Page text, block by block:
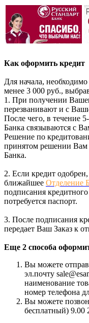
Как оформить кредит
Для начала,
менее 3 000 руб.,
1. При получении
перезванивают и с
После чего, в течение
Банка связываются с
Решение по
принятом решении Вам
Банка.
2. Если кредит
ближайшее Отделение
подписания
потребуется паспорт.
3. После подписания
передает Ваш Заказ к
Еще 2 способа
Вы можете
эл.почту
наименование
номер телефона
Вы можете
бесплатный)